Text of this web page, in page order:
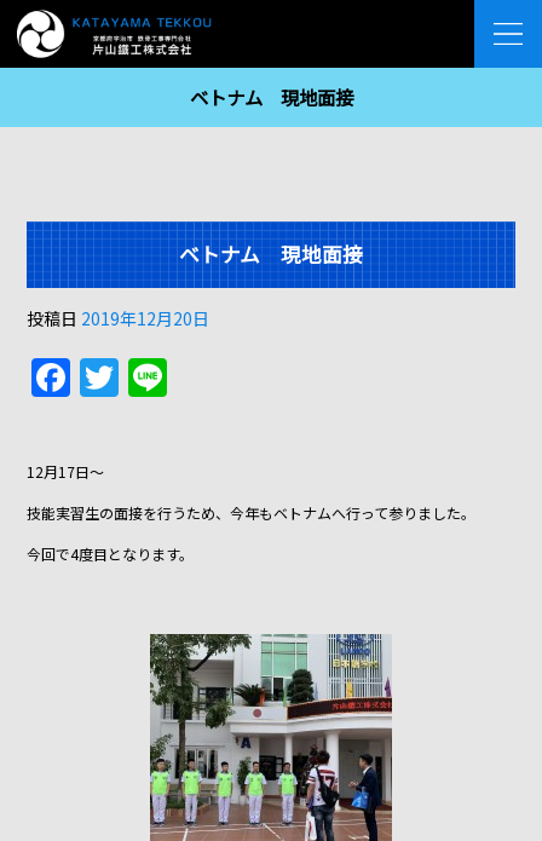
ベトナム 現地面接
ベトナム 現地面接
投稿日 2019年12月20日
F
a
c
e
b
o
T
w
er
12月17日～
技能実習生の面接を行うため、今年もベトナムへ行って参りました。
今回で4度目となります。